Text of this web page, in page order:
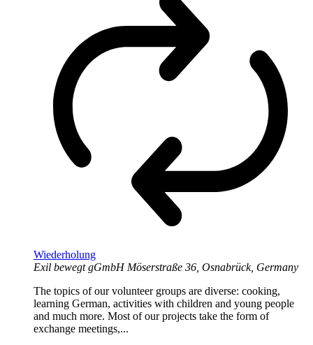
Wiederholung
Exil bewegt gGmbH Möserstraße 36, Osnabrück, Germany
The topics of our volunteer groups are diverse: cooking,
learning German, activities with children and young people
and much more. Most of our projects take the form of
exchange meetings,...